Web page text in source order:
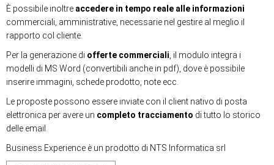
È possibile inoltre accedere in tempo reale alle informazioni
commerciali, amministrative, necessarie nel gestire al meglio il
rapporto col cliente.
Per la generazione di offerte commerciali , il modulo integra i
modelli di MS Word (convertibili anche in pdf), dove è possibile
inserire immagini, schede prodotto, note ecc.
Le proposte possono essere inviate con il client nativo di posta
elettronica per avere un completo tracciamento di tutto lo storico
delle email.
Business Experience è un prodotto di NTS Informatica srl